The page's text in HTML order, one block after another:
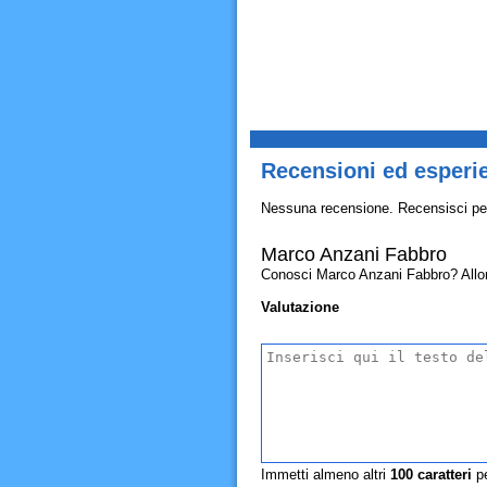
Recensioni ed
Nessuna recensione. Recensisci
Marco Anzani Fabbro
Conosci Marco Anzani Fabbro?
Valutazione
Immetti almeno altri 100caratteri